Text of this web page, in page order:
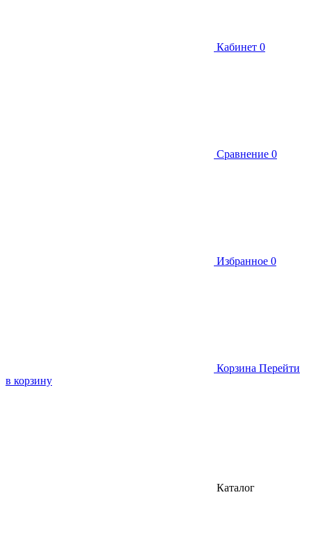
Кабинет 0
Сравнение 0
Избранное 0
Корзина Перейти
в корзину
Каталог